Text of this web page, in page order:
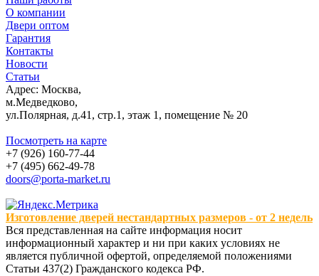
О компании
Двери оптом
Гарантия
Контакты
Новости
Статьи
Адрес: Москва,
м.Медведково,
ул.Полярная, д.41, стр.1, этаж 1, помещение № 20
Посмотреть на карте
+7 (926) 160-77-44
+7 (495) 662-49-78
doors@porta-market.ru
Изготовление дверей нестандартных размеров - от 2 недель
Вся представленная на сайте информация носит
информационный характер и ни при каких условиях не
является публичной офертой, определяемой положениями
Статьи 437(2) Гражданского кодекса РФ.